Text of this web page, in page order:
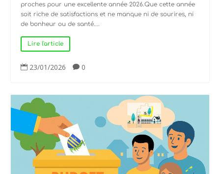
proches pour une excellente année 2026.Que cette année
soit riche de satisfactions et ne manque ni de sourires, ni
de bonheur ou de santé....
Lire l'article
 23/01/2026  0